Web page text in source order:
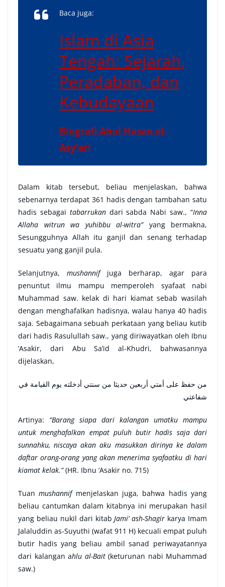
Baca juga:
Islam di Asia
Tengah: Sejarah,
Peradaban, dan
Kebudayaan
Biografi Abul Hasan al-
Asy’ari
Dalam kitab tersebut, beliau menjelaskan, bahwa
sebenarnya terdapat 361 hadis dengan tambahan satu
hadis sebagai tabarrukandari sabda Nabi saw., “Inna
Allaha witrun wa yuhibbu al-witra” yang bermakna,
Sesungguhnya Allah itu ganjil dan senang terhadap
sesuatu yang ganjil pula.
Selanjutnya, mushannifjuga berharap, agar para
penuntut ilmu mampu memperoleh syafaat nabi
Muhammad saw. kelak di hari kiamat sebab wasilah
dengan menghafalkan hadisnya, walau hanya 40 hadis
saja. Sebagaimana sebuah perkataan yang beliau kutib
dari hadis Rasulullah saw., yang diriwayatkan oleh Ibnu
‘Asakir, dari Abu Sa’id al-Khudri, bahwasannya
dijelaskan,
من ‌حفظ ‌على ‌أمتي ‌أربعين ‌حديثا من سنتي أدخلته يوم القيامة في
شفاعتي
Artinya: “Barang siapa dari kalangan umatku mampu
untuk menghafalkan empat puluh butir hadis saja dari
sunnahku, niscaya akan aku masukkan dirinya ke dalam
daftar orang-orang yang akan menerima syafaatku di hari
kiamat kelak.”(HR. Ibnu ‘Asakir no. 715)
Tuanmushannifmenjelaskan juga, bahwa hadis yang
beliau cantumkan dalam kitabnya ini merupakan hasil
yang beliau nukil dari kitabJami’ ash-Shagir karya Imam
Jalaluddin as-Suyuthi (wafat 911 H) kecuali empat puluh
butir hadis yang beliau ambil sanad periwayatannya
dari kalangan ahlu al-Bait (keturunan nabi Muhammad
saw.)